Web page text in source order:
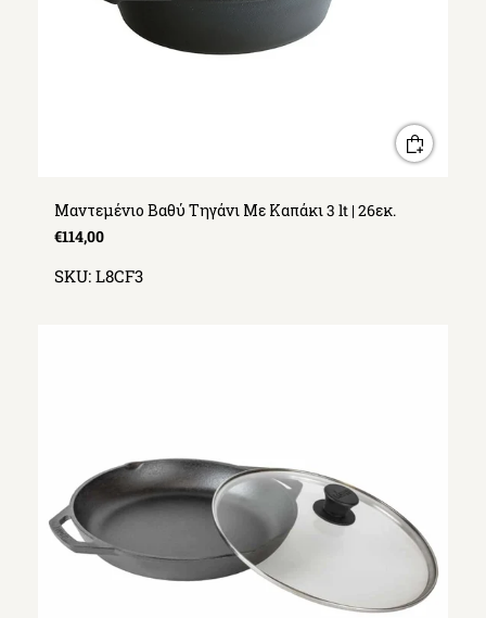
Μαντεμένιο Βαθύ Τηγάνι Με Καπάκι 3 lt | 26εκ.
€114,00
SKU: L8CF3